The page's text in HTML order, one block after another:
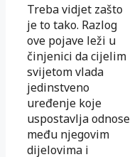
Treba vidjet zašto
je to tako. Razlog
ove pojave leži u
činjenici da cijelim
svijetom vlada
jedinstveno
uređenje koje
uspostavlja odnose
među njegovim
dijelovima i